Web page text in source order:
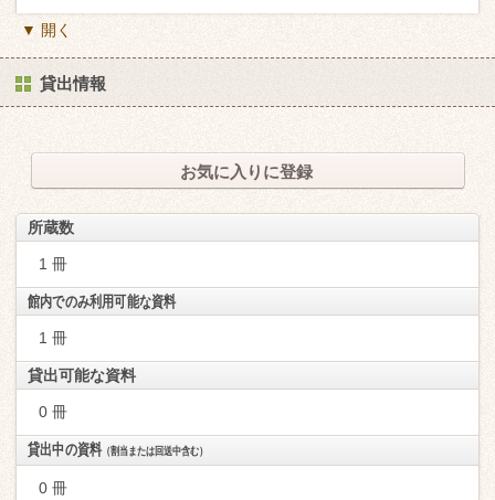
▼ 開く
貸出情報
お気に入りに登録
所蔵数
1 冊
館内でのみ利用可能な資料
1 冊
貸出可能な資料
0 冊
貸出中の資料（割当または回送中含む）
0 冊